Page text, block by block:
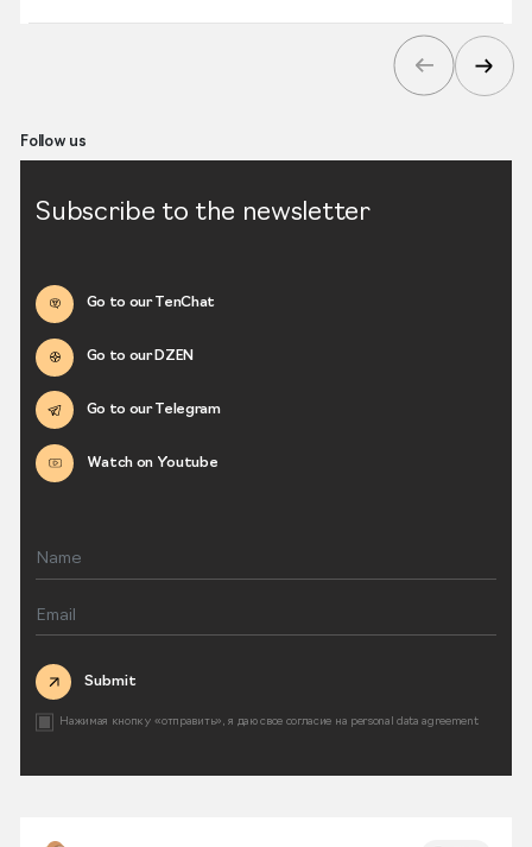
Follow us
Subscribe to the newsletter
Go to our TenChat
Go to our DZEN
Go to our Telegram
Watch on Youtube
Submit
Нажимая кнопку «отправить», я даю свое согласие на personal data agreement